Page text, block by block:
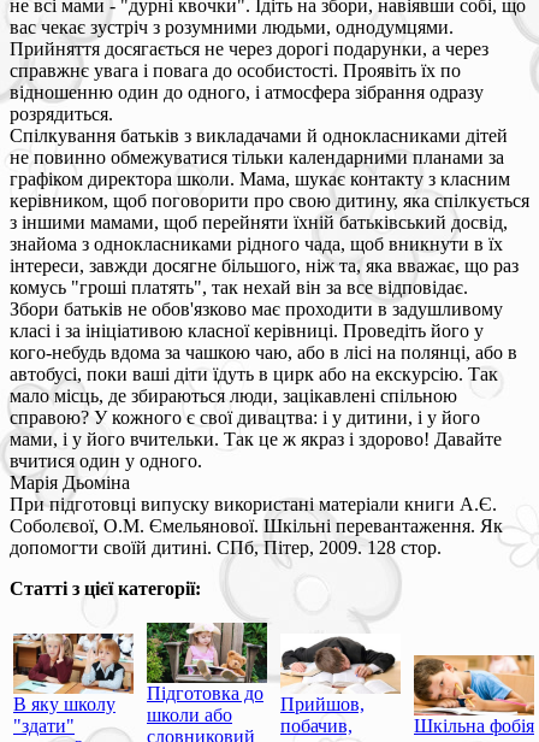
не всі мами - "дурні квочки". Ідіть на збори, навіявши собі, що
вас чекає зустріч з розумними людьми, однодумцями.
Прийняття досягається не через дорогі подарунки, а через
справжнє увага і повага до особистості. Проявіть їх по
відношенню один до одного, і атмосфера зібрання одразу
розрядиться.
Спілкування батьків з викладачами й однокласниками дітей
не повинно обмежуватися тільки календарними планами за
графіком директора школи. Мама, шукає контакту з класним
керівником, щоб поговорити про свою дитину, яка спілкується
з іншими мамами, щоб перейняти їхній батьківський досвід,
знайома з однокласниками рідного чада, щоб вникнути в їх
інтереси, завжди досягне більшого, ніж та, яка вважає, що раз
комусь "гроші платять", так нехай він за все відповідає.
Збори батьків не обов'язково має проходити в задушливому
класі і за ініціативою класної керівниці. Проведіть його у
кого-небудь вдома за чашкою чаю, або в лісі на полянці, або в
автобусі, поки ваші діти їдуть в цирк або на екскурсію. Так
мало місць, де збираються люди, зацікавлені спільною
справою? У кожного є свої дивацтва: і у дитини, і у його
мами, і у його вчительки. Так це ж якраз і здорово! Давайте
вчитися один у одного.
Марія Дьоміна
При підготовці випуску використані матеріали книги А.Є.
Соболєвої, О.М. Ємельянової. Шкільні перевантаження. Як
допомогти своїй дитині. СПб, Пітер, 2009. 128 стор.
Статті з цієї категорії:
В яку школу
"здати"
Підготовка до
школи або
словниковий
Прийшов,
побачив,
Шкільна фобія